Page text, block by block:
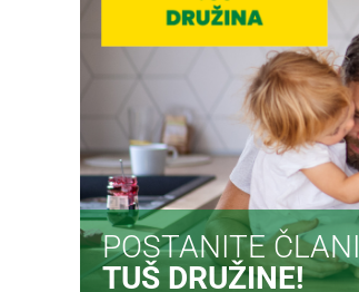
POSTANITE ČLANI
TUŠ DRUŽINE!